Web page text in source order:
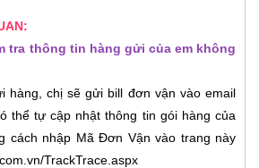
tra thông tin hàng gửi của em không
hàng, chị sẽ gửi bill đơn vận vào email
thể tự cập nhật thông tin gói hàng của
cách nhập Mã Đơn Vận vào trang này
TrackTrace.aspx